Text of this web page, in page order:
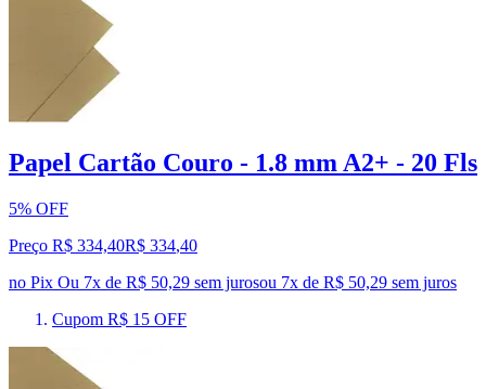
Papel Cartão Couro - 1.8 mm A2+ - 20 Fls
5% OFF
Preço R$ 334,40R$ 334,40
no Pix Ou 7x de R$ 50,29 sem jurosou 7x de R$ 50,29 sem juros
Cupom R$ 15 OFF